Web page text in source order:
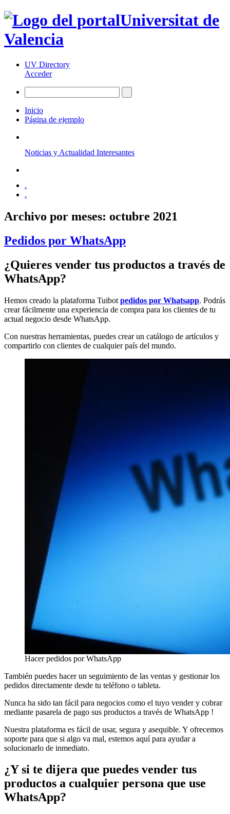
Universitat de
Valencia
UV Directory
Acceder
Inicio
Página de ejemplo
Noticias y Actualidad Interesantes
.
.
Archivo por meses: octubre 2021
Pedidos por WhatsApp
¿Quieres vender tus productos a través de
WhatsApp?
Hemos creado la plataforma Tuibot pedidos por Whatsapp. Podrás
crear fácilmente una experiencia de compra para los clientes de tu
actual negocio desde WhatsApp.
Con nuestras herramientas, puedes crear un catálogo de artículos y
compartirlo con clientes de cualquier país del mundo.
Hacer pedidos por WhatsApp
También puedes hacer un seguimiento de las ventas y gestionar los
pedidos directamente desde tu teléfono o tableta.
Nunca ha sido tan fácil para negocios como el tuyo vender y cobrar
mediante pasarela de pago sus productos a través de WhatsApp !
Nuestra plataforma es fácil de usar, segura y asequible. Y ofrecemos
soporte para que si algo va mal, estemos aquí para ayudar a
solucionarlo de inmediato.
¿Y si te dijera que puedes vender tus
productos a cualquier persona que use
WhatsApp?